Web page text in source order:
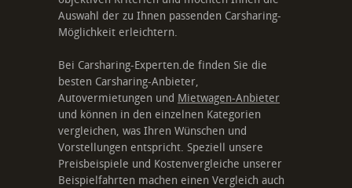
Auswahl der zu Ihnen passenden Carsharing-
Möglichkeit erleichtern.
Bei Carsharing-Experten.de finden Sie die
besten Carsharing-Anbieter,
Autovermietungen und Mietwagen-Anbieter
und können in den einzelnen Kategorien
vergleichen, was Ihren Wünschen und
Vorstellungen entspricht. Speziell unsere
Preisbeispiele und Kostenvergleiche unserer
Beispielfahrten machen einen Vergleich auch